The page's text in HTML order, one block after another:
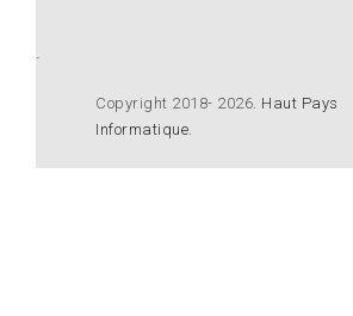
.
Copyright 2018- 2026 Haut Pays
Informatique